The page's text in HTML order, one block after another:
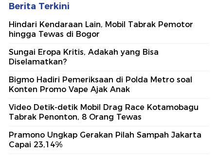
Berita Terkini
Hindari Kendaraan Lain, Mobil Tabrak Pemotor
hingga Tewas di Bogor
Sungai Eropa Kritis, Adakah yang Bisa
Diselamatkan?
Bigmo Hadiri Pemeriksaan di Polda Metro soal
Konten Promo Vape Ajak Anak
Video Detik-detik Mobil Drag Race Kotamobagu
Tabrak Penonton, 8 Orang Tewas
Pramono Ungkap Gerakan Pilah Sampah Jakarta
Capai 23,14%